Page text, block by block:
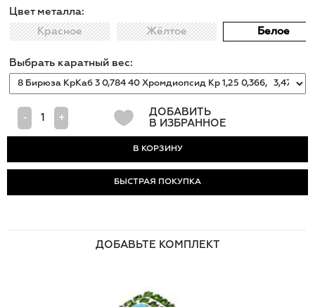
Цвет металла:
Красное Жёлтое Белое
Выбрать каратный вес:
- +
ДОБАВИТЬ
В ИЗБРАННОЕ
БЫСТРАЯ ПОКУПКА
ДОБАВЬТЕ КОМПЛЕКТ